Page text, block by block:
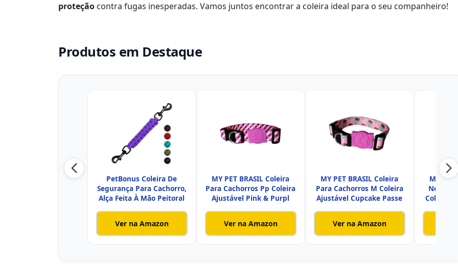
proteção contra fugas inesperadas. Vamos juntos encontrar a coleira ideal para o seu companheiro!
Produtos em Destaque
PetBonus Coleira De
Segurança Para Cachorro,
Alça Feita À Mão Peitoral
Ver na Amazon
MY PET BRASIL Coleira
Para Cachorros Pp Coleira
Ajustável Pink & Purpl
Ver na Amazon
MY PET BRASIL Coleira
Para Cachorros M Coleira
Ajustável Cupcake Passe
Ver na Amazon
MY
Neon
Coleira